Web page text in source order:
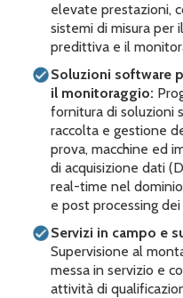
elevate prestazioni,
sistemi di misura per
predittiva e il
Soluzioni software
il monitoraggio:
fornitura di soluzioni
raccolta e gestione
prova, macchine ed
di acquisizione dati
real-time nel
e post processing
Servizi in campo e
Supervisione al
messa in servizio e
attività di